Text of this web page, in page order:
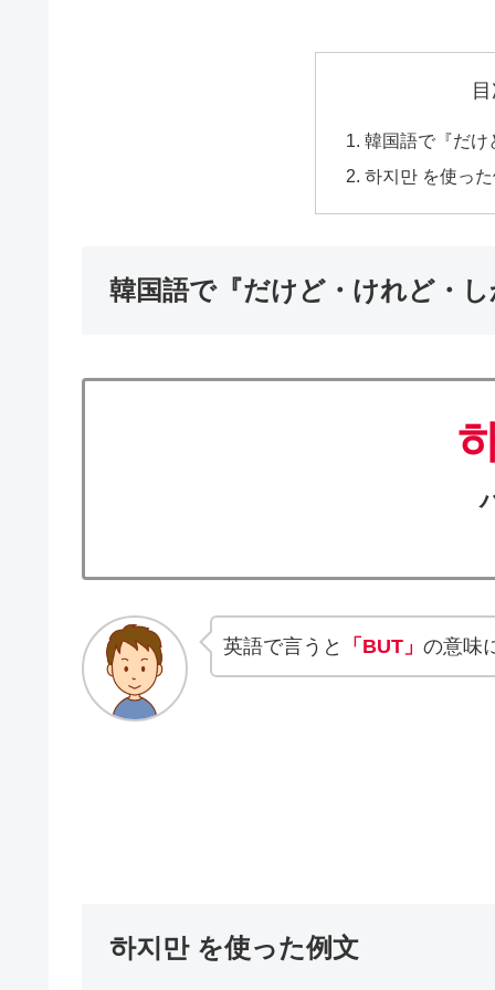
韓国語で『だけ
하지만 を使っ
韓国語で『だけど・けれど・
英語で言うと 「BUT」 の意味
하지만 を使った例文